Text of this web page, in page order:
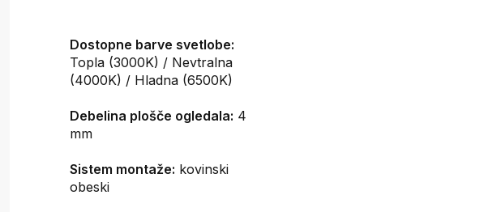
Dostopne barve svetlobe:
Topla (3000K) / Nevtralna
(4000K) / Hladna (6500K)
Debelina plošče ogledala: 4
mm
Sistem montaže: kovinski
obeski